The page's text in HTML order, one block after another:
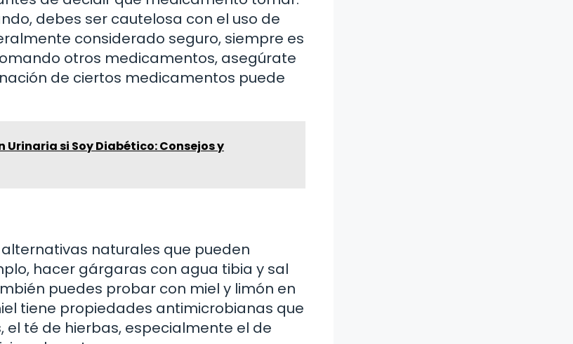
debes ser cautelosa con el uso de
considerado seguro, siempre es
otros medicamentos, asegúrate
de ciertos medicamentos puede
si Soy Diabético: Consejos y
naturales que pueden
hacer gárgaras con agua tibia y sal
puedes probar con miel y limón en
tiene propiedades antimicrobianas que
té de hierbas, especialmente el de